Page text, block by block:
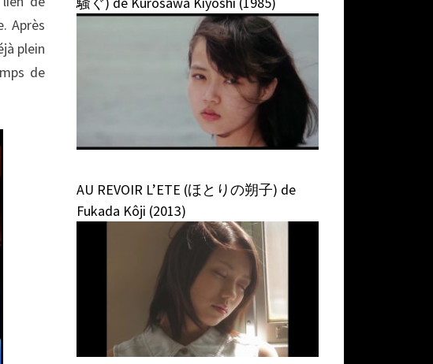
Après
plein
de
AU REVOIR L’ETE (ほとりの朔子) de
Fukada Kôji (2013)